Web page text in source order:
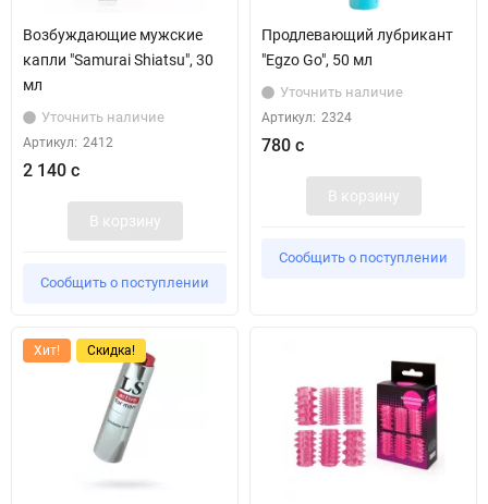
Возбуждающие мужские
капли "Samurai Shiatsu", 30
мл
Уточнить наличие
Артикул: 2412
2 140 с
В корзину
Сообщить о поступлении
Продлевающий лубрикант
"Egzo Go", 50 мл
Уточнить наличие
Артикул: 2324
780 с
В корзину
Сообщить о поступлении
Хит! Скидка!